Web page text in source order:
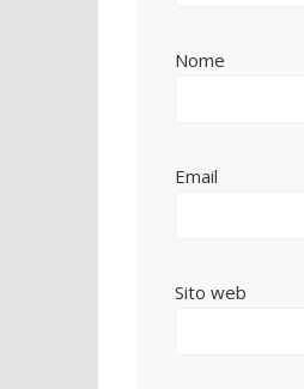
Nome
Email
Sito web